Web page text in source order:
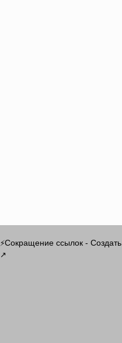
⚡Сокращение ссылок - Создать
↗